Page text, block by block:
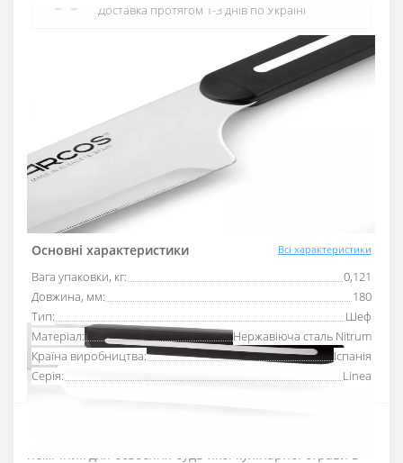
Основні характеристики Всі характеристики
Вага упаковки, кг:
0,121
Довжина, мм:
180
Тип:
Шеф
Матеріал:
Нержавіюча сталь Nitrum
Країна виробництва:
Іспанія
Серія:
Linea
Доставка протягом 1-3 днів по Україні
10 років гарантія на ножі
Купуй в кредит
Оплата частинами або миттєва розстрочка
від ПриватБанку